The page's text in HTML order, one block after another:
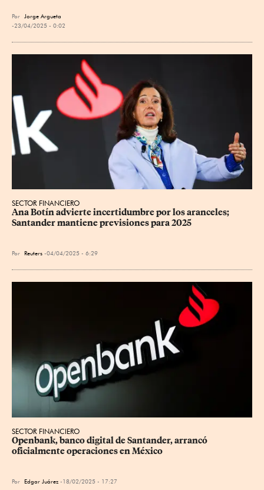
Por Jorge Argueta
23/04/2025 - 0:02
SECTOR FINANCIERO
Ana Botín advierte incertidumbre por los aranceles;
Santander mantiene previsiones para 2025
Por Reuters 04/04/2025 - 6:29
SECTOR FINANCIERO
Openbank, banco digital de Santander, arrancó
oficialmente operaciones en México
Por Edgar Juárez 18/02/2025 - 17:27